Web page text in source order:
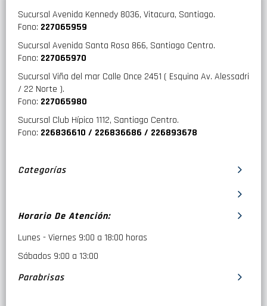
Sucursal Avenida Kennedy 8036, Vitacura, Santiago.
Fono: 227065959
Sucursal Avenida Santa Rosa 866, Santiago Centro.
Fono: 227065970
Sucursal Viña del mar Calle Once 2451 ( Esquina Av. Alessadri
/ 22 Norte ).
Fono: 227065980
Sucursal Club Hípico 1112, Santiago Centro.
Fono: 226836610 / 226836686 / 226893678
Categorías
Horario De Atención:
Lunes - Viernes 9:00 a 18:00 horas
Sábados 9:00 a 13:00
Parabrisas